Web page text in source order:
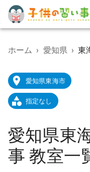
子
供
習
事
教
室
検
ー
タ
ル
サ
ホーム › 愛知県 › 東
愛知県東海市
指定なし
愛知県東
事 教室一